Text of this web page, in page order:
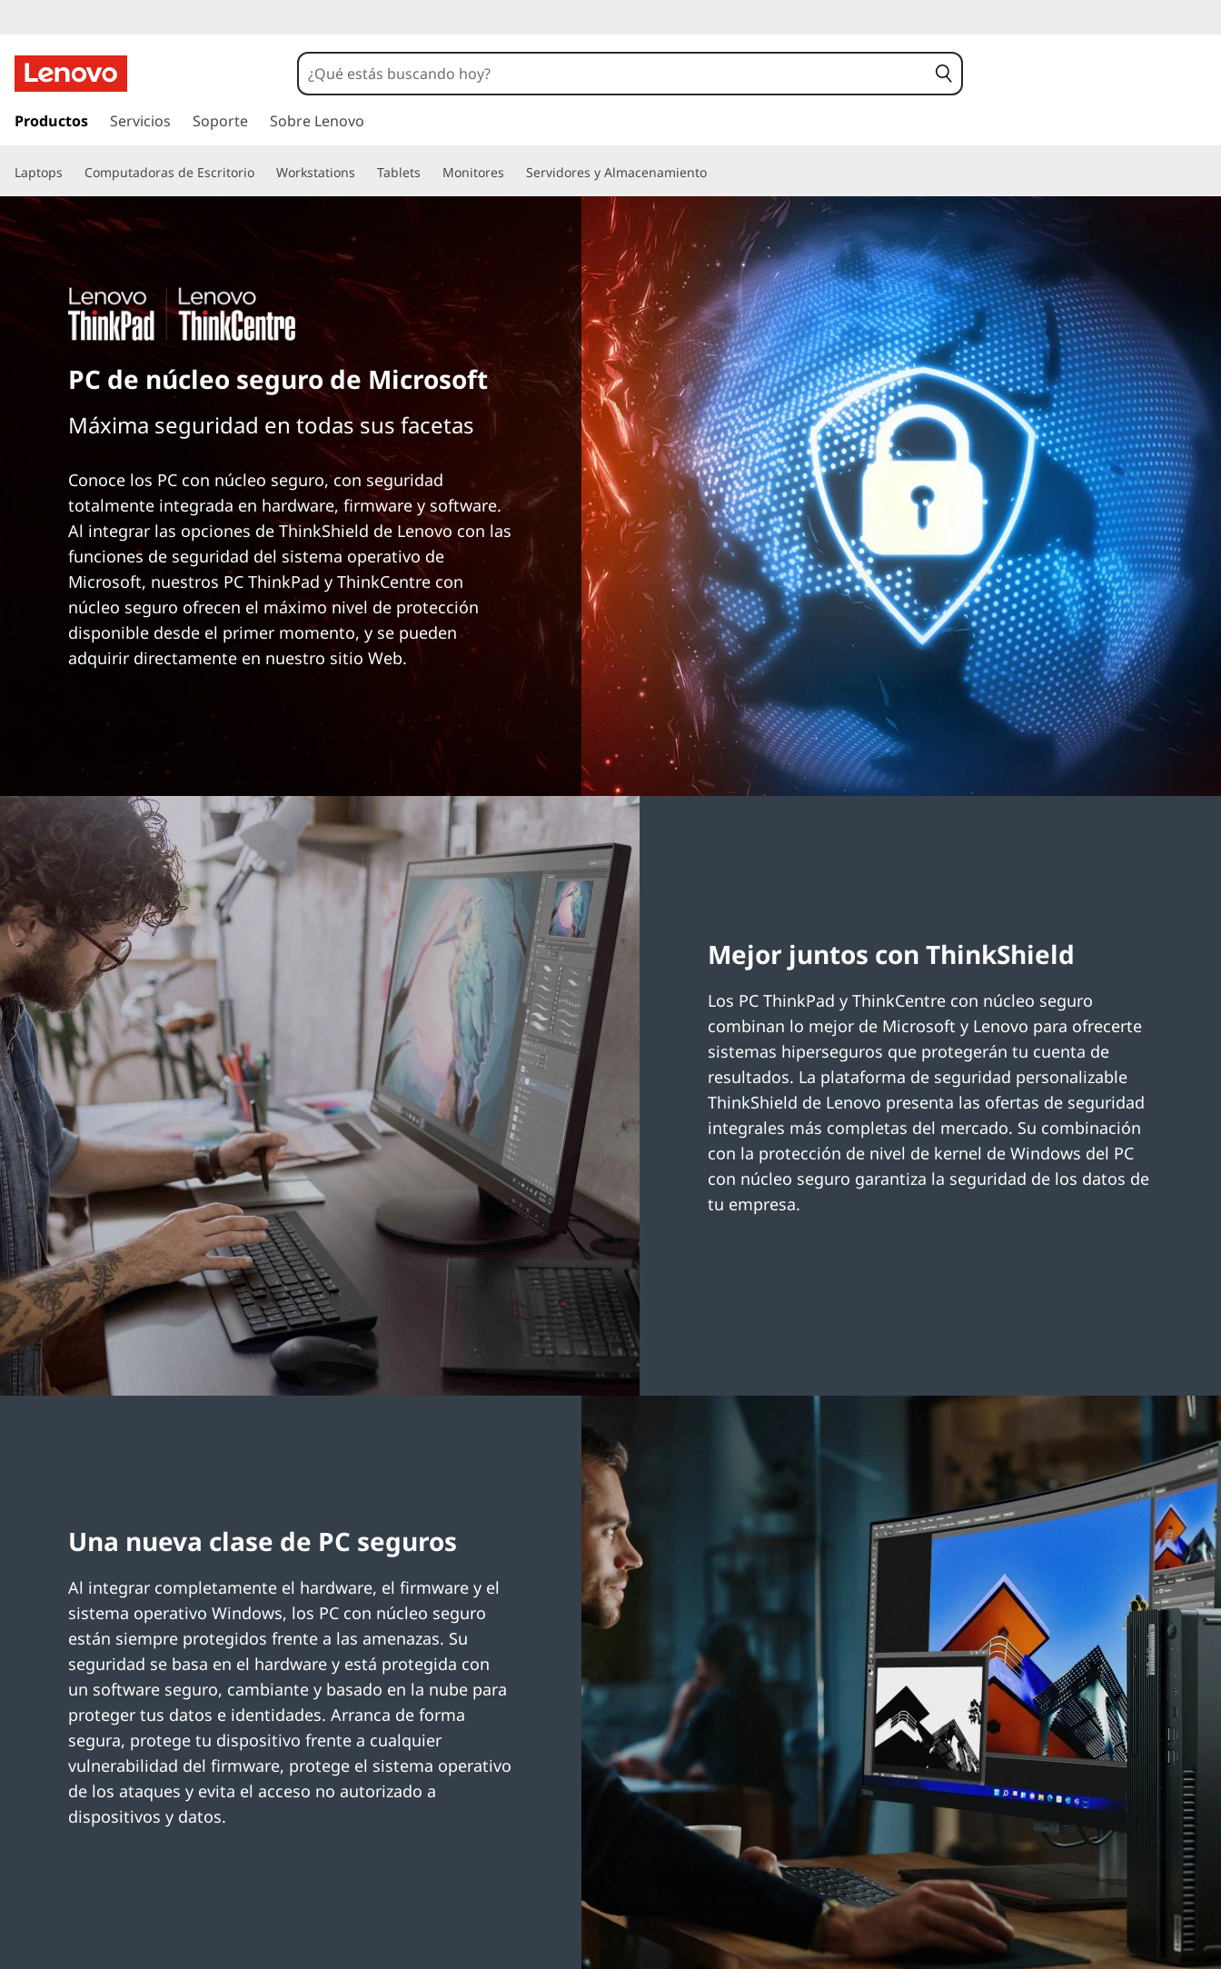
r
c
o
n
t
Productos Servicios Soporte Sobre Lenovo
Laptops Computadoras de Escritorio Workstations Tablets Monitores Servidores y Almacenamiento
PC de núcleo seguro de Microsoft
Máxima seguridad en todas sus facetas
Conoce los PC con núcleo seguro, con seguridad
totalmente integrada en hardware, firmware y software.
Al integrar las opciones de ThinkShield de Lenovo con las
funciones de seguridad del sistema operativo de
Microsoft, nuestros PC ThinkPad y ThinkCentre con
núcleo seguro ofrecen el máximo nivel de protección
disponible desde el primer momento, y se pueden
adquirir directamente en nuestro sitio Web.
Mejor juntos con ThinkShield
Los PC ThinkPad y ThinkCentre con núcleo seguro
combinan lo mejor de Microsoft y Lenovo para ofrecerte
sistemas hiperseguros que protegerán tu cuenta de
resultados. La plataforma de seguridad personalizable
ThinkShield de Lenovo presenta las ofertas de seguridad
integrales más completas del mercado. Su combinación
con la protección de nivel de kernel de Windows del PC
con núcleo seguro garantiza la seguridad de los datos de
tu empresa.
Una nueva clase de PC seguros
Al integrar completamente el hardware, el firmware y el
sistema operativo Windows, los PC con núcleo seguro
están siempre protegidos frente a las amenazas. Su
seguridad se basa en el hardware y está protegida con
un software seguro, cambiante y basado en la nube para
proteger tus datos e identidades. Arranca de forma
segura, protege tu dispositivo frente a cualquier
vulnerabilidad del firmware, protege el sistema operativo
de los ataques y evita el acceso no autorizado a
dispositivos y datos.